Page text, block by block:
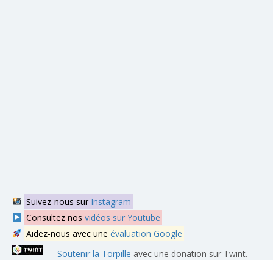
Suivez-nous sur Instagram
Consultez nos vidéos sur Youtube
Aidez-nous avec une évaluation Google
Soutenir la Torpille avec une donation sur Twint.